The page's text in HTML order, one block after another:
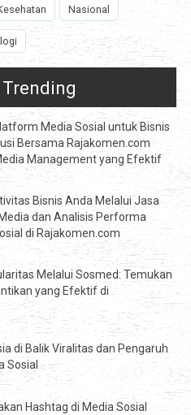
Nasional
Media Sosial untuk Bisnis
Bersama Rajakomen.com
Management yang Efektif
Bisnis Anda Melalui Jasa
dan Analisis Performa
di Rajakomen.com
Melalui Sosmed: Temukan
yang Efektif di
di Balik Viralitas dan Pengaruh
Sosial
Hashtag di Media Sosial